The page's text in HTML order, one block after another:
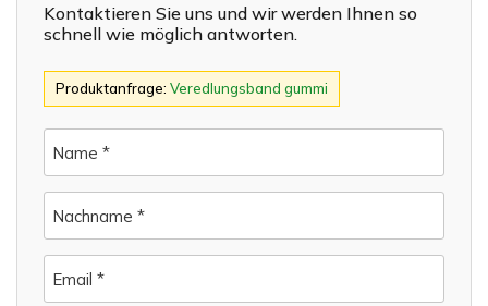
Kontaktieren Sie uns und wir werden Ihnen so
schnell wie möglich antworten.
Produktanfrage: Veredlungsband gummi
Name *
Nachname *
Email *